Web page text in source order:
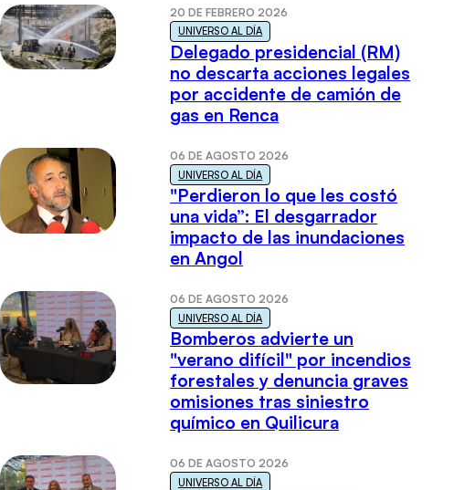
20 DE FEBRERO 2026
UNIVERSO AL DÍA
Delegado presidencial (RM)
no descarta acciones legales
por accidente de camión de
gas en Renca
06 DE AGOSTO 2026
UNIVERSO AL DÍA
"Perdieron lo que les costó
una vida”: El desgarrador
impacto de las inundaciones
en Angol
06 DE AGOSTO 2026
UNIVERSO AL DÍA
Bomberos advierte un
"verano difícil" por incendios
forestales y denuncia graves
omisiones tras siniestro
químico en Quilicura
06 DE AGOSTO 2026
UNIVERSO AL DÍA